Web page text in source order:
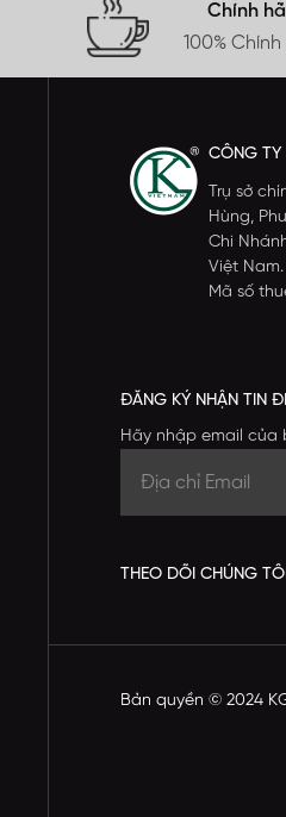
Chính
100%
CÔNG TY
Trụ sở
Hùng,
Chi
Việt Nam.
Mã số
ĐĂNG KÝ NHẬN TIN
Hãy nhập email của
THEO DÕI CHÚNG
Bản quyền © 2024